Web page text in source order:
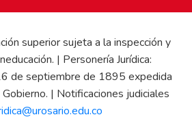
superior sujeta a la inspección y
| Personería Jurídica:
de septiembre de 1895 expedida
| Notificaciones judiciales